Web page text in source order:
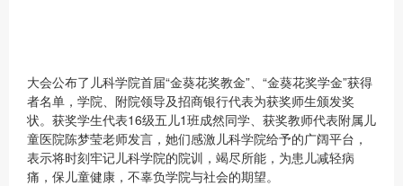
大会公布了儿科学院首届“金葵花奖教金”、“金葵花奖学金”获得
者名单，学院、附院领导及招商银行代表为获奖师生颁发奖
状。获奖学生代表16级五儿1班成然同学、获奖教师代表附属儿
童医院陈梦莹老师发言，她们感激儿科学院给予的广阔平台，
表示将时刻牢记儿科学院的院训，竭尽所能，为患儿减轻病
痛，保儿童健康，不辜负学院与社会的期望。